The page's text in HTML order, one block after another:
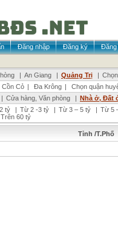
Đăng nhập Đăng ký
Đăng
| An Giang | Quảng Trị |
Cồn Cỏ | Đa Krông |
Chọn quận
| Cửa hàng, Văn phòng | Nhà ở, Đất
tỷ | Từ 2 -3 tỷ | Từ 3 – 5 tỷ | Từ 5
Trên 60 tỷ
Tỉnh /T.Phố